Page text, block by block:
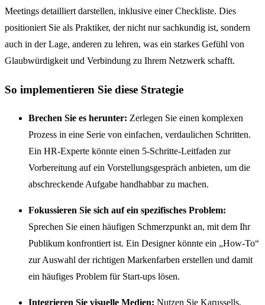
Meetings detailliert darstellen, inklusive einer Checkliste. Dies
positioniert Sie als Praktiker, der nicht nur sachkundig ist, sondern
auch in der Lage, anderen zu lehren, was ein starkes Gefühl von
Glaubwürdigkeit und Verbindung zu Ihrem Netzwerk schafft.
So implementieren Sie diese Strategie
Brechen Sie es herunter: Zerlegen Sie einen komplexen
Prozess in eine Serie von einfachen, verdaulichen Schritten.
Ein HR-Experte könnte einen 5-Schritte-Leitfaden zur
Vorbereitung auf ein Vorstellungsgespräch anbieten, um die
abschreckende Aufgabe handhabbar zu machen.
Fokussieren Sie sich auf ein spezifisches Problem:
Sprechen Sie einen häufigen Schmerzpunkt an, mit dem Ihr
Publikum konfrontiert ist. Ein Designer könnte ein „How-To“
zur Auswahl der richtigen Markenfarben erstellen und damit
ein häufiges Problem für Start-ups lösen.
Integrieren Sie visuelle Medien: Nutzen Sie Karussells,